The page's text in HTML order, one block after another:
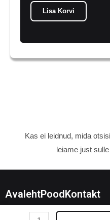
Lisa Korvi
Kas ei leidnud, mida
leiame just
AvalehtPoodKontakt
Toyota